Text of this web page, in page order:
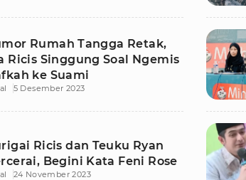
Rumah Tangga Retak,
Ricis Singgung Soal Ngemis
ke Suami
5 Desember 2023
Ricis dan Teuku Ryan
Begini Kata Feni Rose
24 November 2023